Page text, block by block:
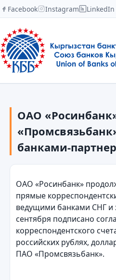
Facebook Instagram LinkedIn
Новости
Академия
Члены и партнеры
Сотрудничество
Контакты
ОАО
банками-
ОАО «Росинбанк»
прямые
ведущими банками СНГ и
сентября подписано
корреспондентского
российских рублях,
ПАО «Промсвязьбанк».